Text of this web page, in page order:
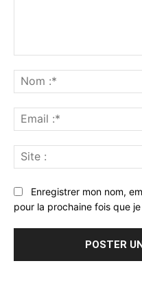
Enregistrer mon nom,
pour la prochaine fois que